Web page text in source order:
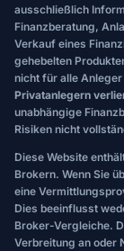
ausschließlich
Finanzberatung,
Verkauf eines
gehebelten
nicht für alle
Privatanlegern
unabhängige
Risiken nicht
Diese Website
Brokern. Wenn Sie
eine
Dies beeinflusst
Broker-Vergleiche.
Verbreitung an oder